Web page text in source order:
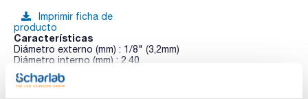
Imprimir ficha de
producto
Características
Diámetro externo (mm) : 1/8" (3,2mm)
Diámetro interno (mm) : 2,40
Pack (m) : 10
Ver más